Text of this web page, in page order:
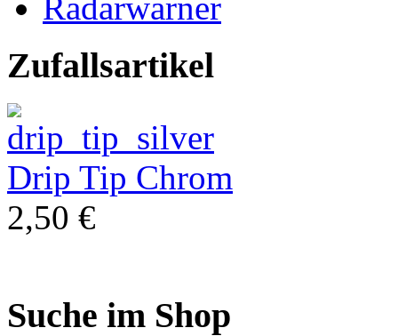
Radarwarner
Zufallsartikel
Drip Tip Chrom
2,50 €
Suche im Shop